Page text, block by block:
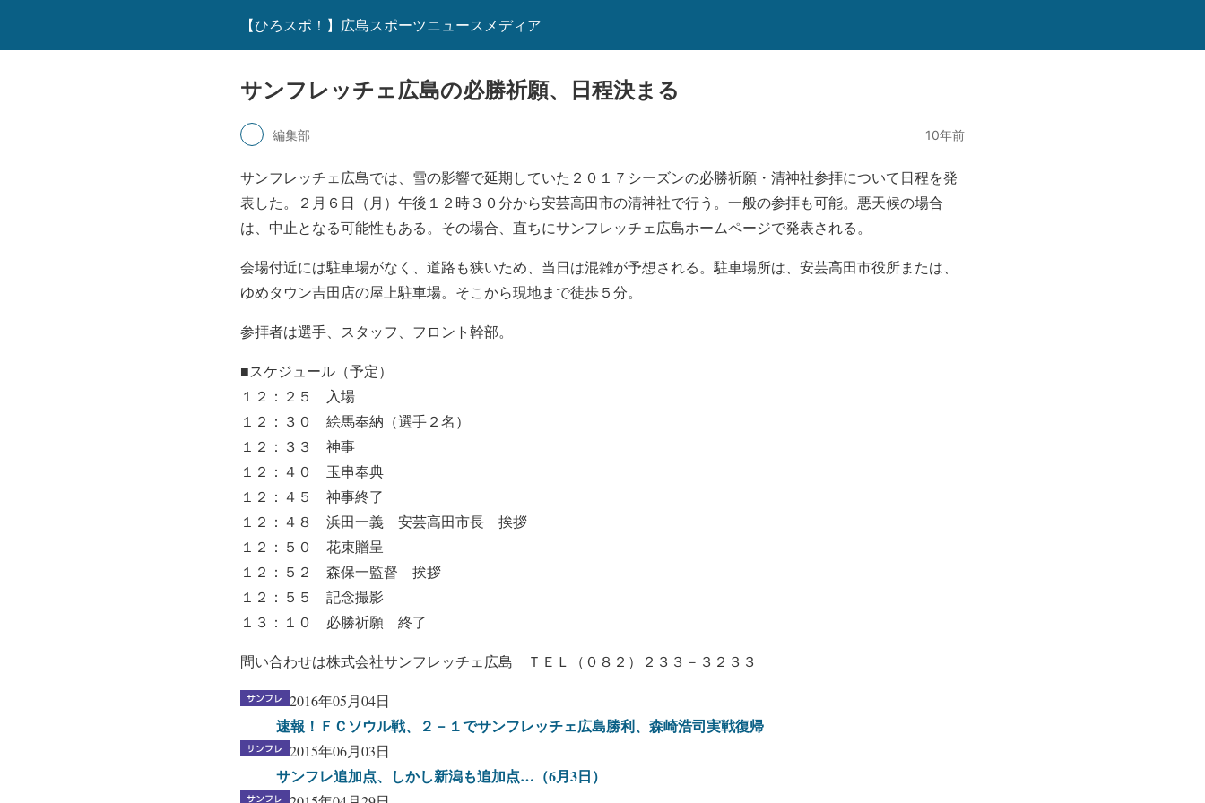
【ひろスポ！】広島スポーツニュースメディア
サンフレッチェ広島の必勝祈願、日程決まる
編集部 10年前
サンフレッチェ広島では、雪の影響で延期していた２０１７シーズンの必勝祈願・清神社参拝について日程を発
表した。２月６日（月）午後１２時３０分から安芸高田市の清神社で行う。一般の参拝も可能。悪天候の場合
は、中止となる可能性もある。その場合、直ちにサンフレッチェ広島ホームページで発表される。
会場付近には駐車場がなく、道路も狭いため、当日は混雑が予想される。駐車場所は、安芸高田市役所または、
ゆめタウン吉田店の屋上駐車場。そこから現地まで徒歩５分。
参拝者は選手、スタッフ、フロント幹部。
■スケジュール（予定）
１２：２５ 入場
１２：３０ 絵馬奉納（選手２名）
１２：３３ 神事
１２：４０ 玉串奉典
１２：４５ 神事終了
１２：４８ 浜田一義 安芸高田市長 挨拶
１２：５０ 花束贈呈
１２：５２ 森保一監督 挨拶
１２：５５ 記念撮影
１３：１０ 必勝祈願 終了
問い合わせは株式会社サンフレッチェ広島 ＴＥＬ（０８２）２３３－３２３３
2016年05月04日
速報！ＦＣソウル戦、２－１でサンフレッチェ広島勝利、森崎浩司実戦復帰
2015年06月03日
サンフレ追加点、しかし新潟も追加点…（6月3日）